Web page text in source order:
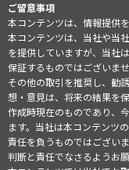
ご留意事項
本コンテンツは、情報提供
本コンテンツは、当社や当
を提供していますが、当社
保証するものではございま
その他の取引を推奨し、勧
想・意見は、将来の結果を
作成時現在のものであり、
ます。当社は本コンテンツ
責任を負うものではござい
判断と責任でなさるようお願